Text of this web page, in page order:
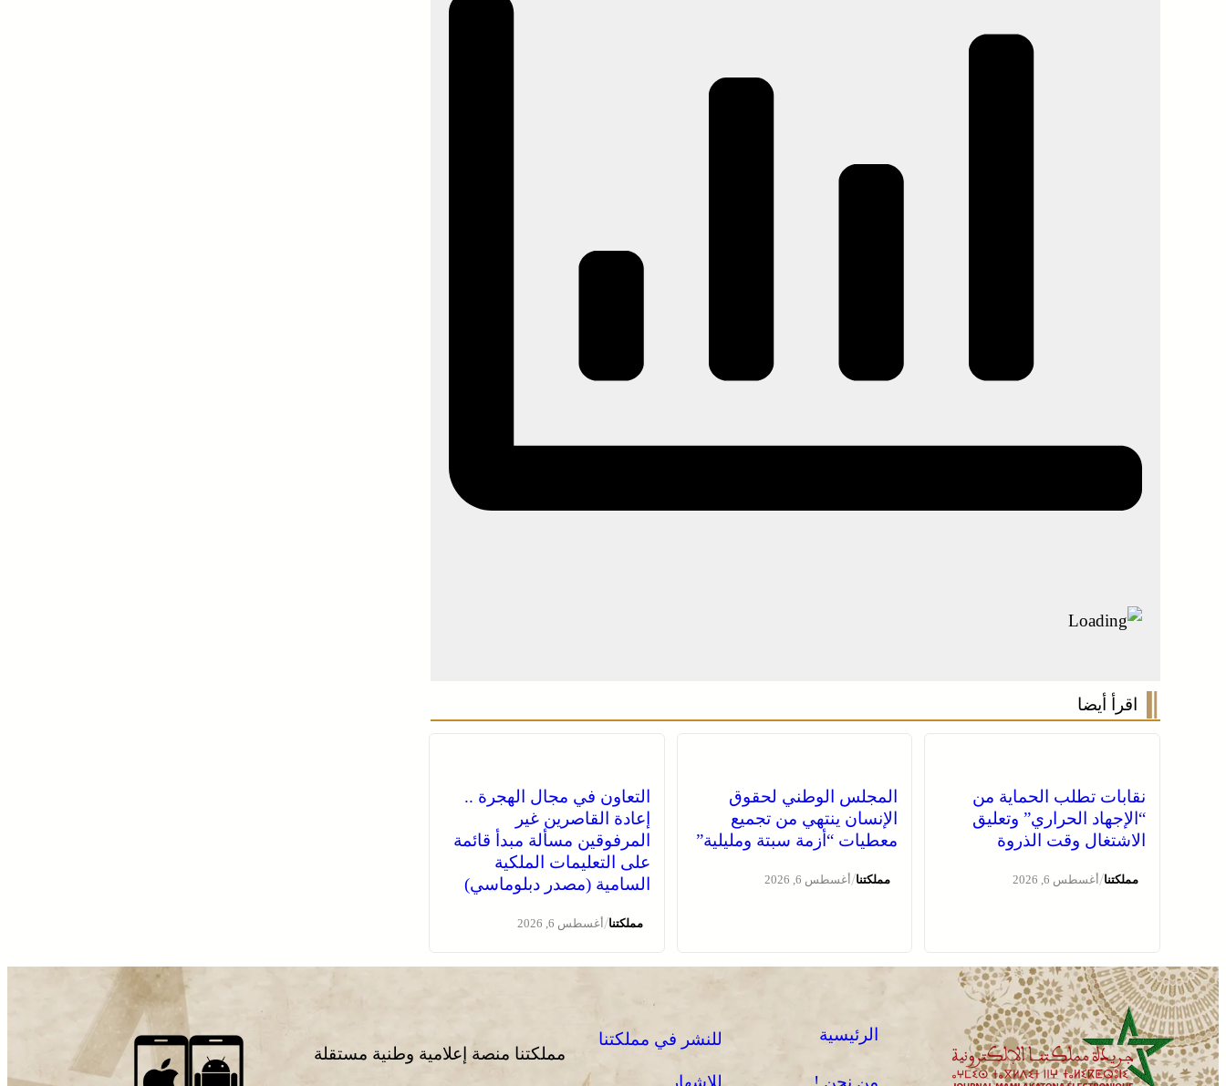
اقرأ أيضا
نقابات تطلب الحماية من
“الإجهاد الحراري” وتعليق
الاشتغال وقت الذروة
مملكتنا/أغسطس 6, 2026
المجلس الوطني لحقوق
الإنسان ينتهي من تجميع
معطيات “أزمة سبتة ومليلية”
مملكتنا/أغسطس 6, 2026
التعاون في مجال الهجرة ..
إعادة القاصرين غير
المرفوقين مسألة مبدأ قائمة
على التعليمات الملكية
السامية (مصدر دبلوماسي)
مملكتنا/أغسطس 6, 2026
الرئيسية للنشر في مملكتنا
مملكتنا منصة إعلامية وطنية مستقلة